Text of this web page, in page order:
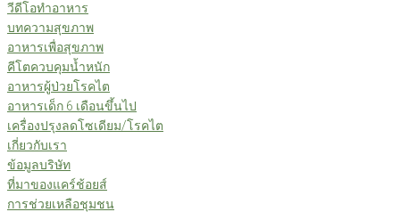
วีดีโอทำอาหาร
บทความสุขภาพ
อาหารเพื่อสุขภาพ
คีโตควบคุมน้ำหนัก
อาหารผู้ป่วยโรคไต
อาหารเด็ก 6 เดือนขึ้นไป
เครื่องปรุงลดโซเดียม/โรคไต
เกี่ยวกับเรา
ข้อมูลบริษัท
ที่มาของแคร์ช้อยส์
การช่วยเหลือชุมชน